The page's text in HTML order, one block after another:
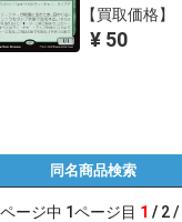
【買取価格】
¥ 50
同名商品検索
ページ中 1ページ目 1 2